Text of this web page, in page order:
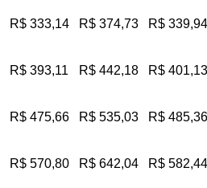
R$ 333,14 R$ 374,73 R$ 339,94
R$ 393,11 R$ 442,18 R$ 401,13
R$ 475,66 R$ 535,03 R$ 485,36
R$ 570,80 R$ 642,04 R$ 582,44